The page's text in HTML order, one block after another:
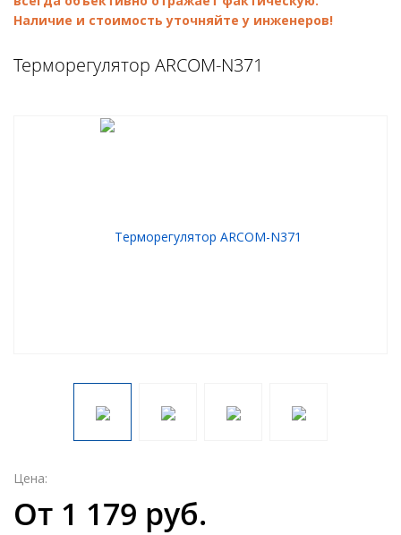
Наличие и стоимость уточняйте у инженеров!
Терморегулятор ARCOM-N371
Цена:
От 1 179 руб.